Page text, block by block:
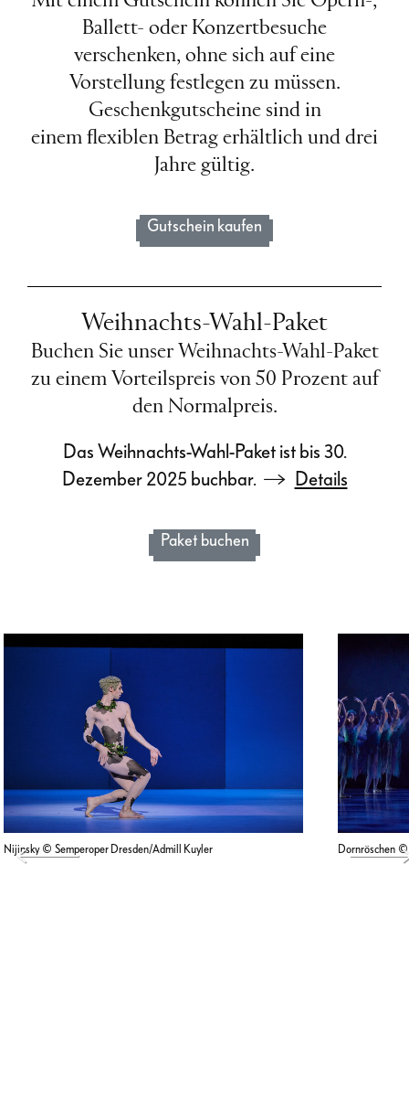
Ballett- oder Konzertbesuche
verschenken, ohne sich auf eine
Vorstellung festlegen zu müssen.
Geschenkgutscheine sind in
einem flexiblen Betrag erhältlich und drei
Jahre gültig.
Gutschein kaufen
Weihnachts-Wahl-Paket
Buchen Sie unser Weihnachts-Wahl-Paket
zu einem Vorteilspreis von 50 Prozent auf
den Normalpreis.
Das Weihnachts-Wahl-Paket ist bis 30.
Dezember 2025 buchbar.
Details
Paket buchen
Nijinsky © Semperoper Dresden/Admill Kuyler Dornröschen